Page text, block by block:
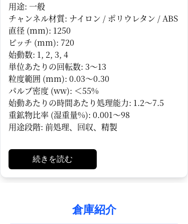
用途: 一般
チャンネル材質: ナイロン / ポリウレタン / ABS
直径 (mm): 1250
ピッチ (mm): 720
始動数: 1, 2, 3, 4
単位あたりの回転数: 3～13
粒度範囲 (mm): 0.03～0.30
パルプ密度 (ww): ＜55%
始動あたりの時間あたり処理能力: 1.2～7.5
重鉱物比率 (湿重量%): 0.001～98
用途段階: 前処理、回収、精製
続きを読む
倉庫紹介